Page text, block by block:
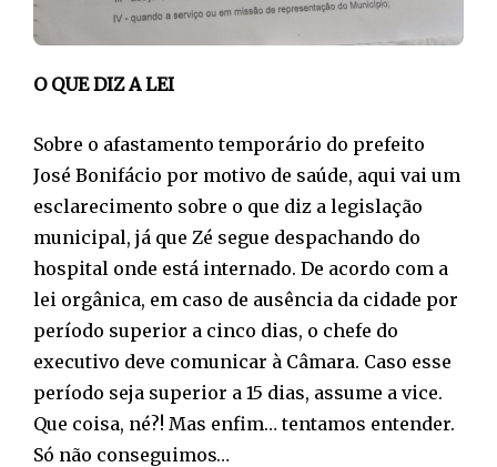
O QUE DIZ A LEI
Sobre o afastamento temporário do prefeito
José Bonifácio por motivo de saúde, aqui vai um
esclarecimento sobre o que diz a legislação
municipal, já que Zé segue despachando do
hospital onde está internado. De acordo com a
lei orgânica, em caso de ausência da cidade por
período superior a cinco dias, o chefe do
executivo deve comunicar à Câmara. Caso esse
período seja superior a 15 dias, assume a vice.
Que coisa, né?! Mas enfim… tentamos entender.
Só não conseguimos…